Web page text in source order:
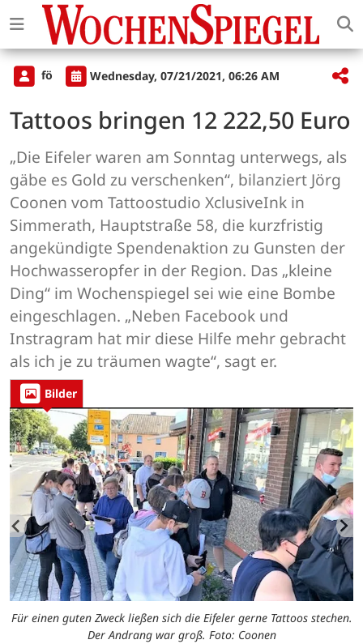
fö Wednesday, 07/21/2021, 06:26 AM
Tattoos bringen 12 222,50 Euro
„Die Eifeler waren am Sonntag unterwegs, als
gäbe es Gold zu verschenken“, bilanziert Jörg
Coonen vom Tattoostudio XclusiveInk in
Simmerath, Hauptstraße 58, die kurzfristig
angekündigte Spendenaktion zu Gunsten der
Hochwasseropfer in der Region. Das „kleine
Ding“ im Wochenspiegel sei wie eine Bombe
eingeschlagen. „Neben Facebook und
Instragram hat mir diese Hilfe mehr gebracht
als ich je zu träumen wagte“, sagt er.
Bilder
Für einen guten Zweck ließen sich die Eifeler gerne Tattoos stechen.
Der Andrang war groß. Foto: Coonen